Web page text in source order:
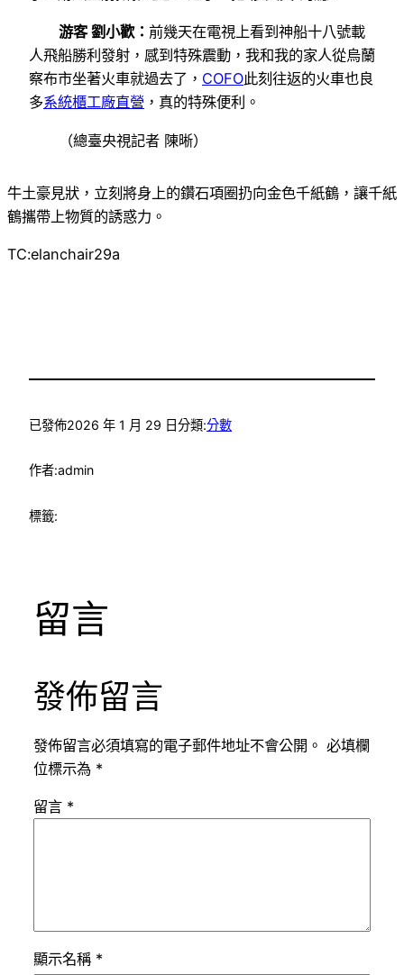
游客 劉小歡： 前幾天在電視上看到神船十八號載
人飛船勝利發射，感到特殊震動，我和我的家人從烏蘭
察布市坐著火車就過去了， COFO此刻往返的火車也良
多系統櫃工廠直營 ，真的特殊便利。
（總臺央視記者 陳晰）
牛土豪見狀，立刻將身上的鑽石項圈扔向金色千紙鶴，讓千紙
鶴攜帶上物質的誘惑力。
TC:elanchair29a
已發佈2026 年 1 月 29 日分類:分數
作者:admin
標籤:
留言
發佈留言
發佈留言必須填寫的電子郵件地址不會公開。 必填欄
位標示為 *
留言 *
顯示名稱 *